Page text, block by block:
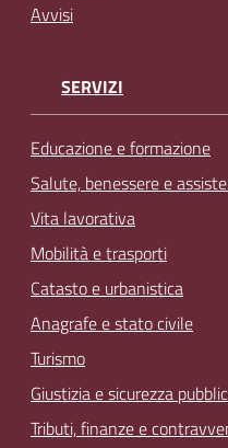
Avvisi
SERVIZI
Educazione e formazione
Salute, benessere e
Vita lavorativa
Mobilità e trasporti
Catasto e urbanistica
Anagrafe e stato civile
Turismo
Giustizia e sicurezza
Tributi, finanze e